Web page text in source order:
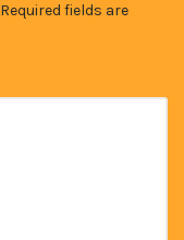
Required fields are